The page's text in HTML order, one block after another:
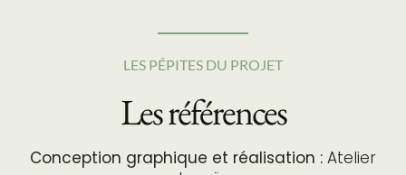
LES PÉPITES DU PROJET
Les références
Conception graphique et réalisation : Atelier